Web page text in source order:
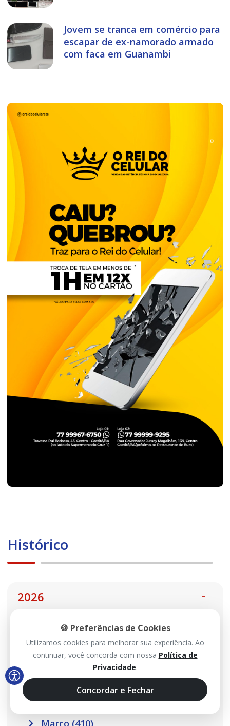
Jovem se tranca em comércio para
escapar de ex-namorado armado
com faca em Guanambi
Histórico
2026
Agosto (99)
Julho (467)
Maio (517)
Abril (457)
Março (410)
🍪 Preferências de Cookies
Utilizamos cookies para melhorar sua experiência. Ao
continuar, você concorda com nossa Política de
Privacidade.
Concordar e Fechar